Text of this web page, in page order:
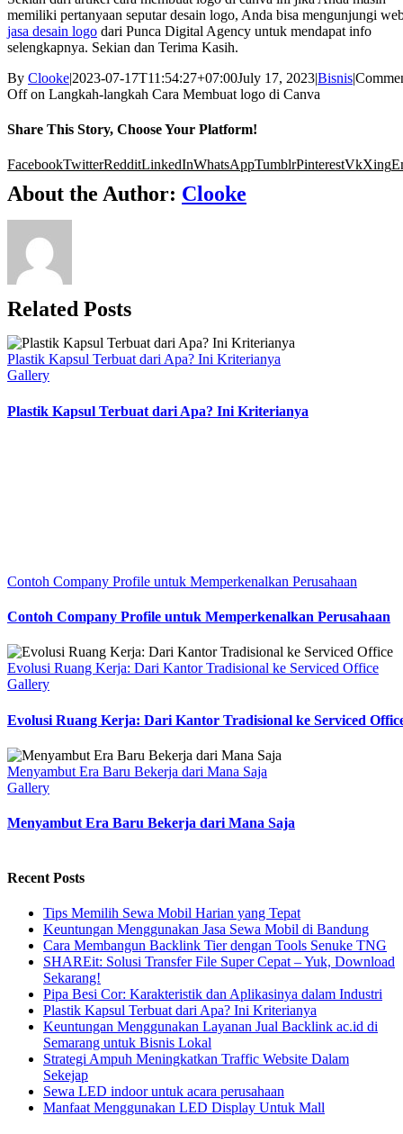
memiliki pertanyaan seputar desain logo, Anda bisa mengunjungi
jasa desain logo dari Punca Digital Agency untuk mendapat info
selengkapnya. Sekian dan Terima Kasih.
By Clooke|2023-07-17T11:54:27+07:00July 17, 2023|Bisnis|
Offon Langkah-langkah Cara Membuat logo di Canva
Share This Story, Choose Your Platform!
FacebookTwitterRedditLinkedInWhatsAppTumblrPinterestVkXing
About the Author: Clooke
Related Posts
Plastik Kapsul Terbuat dari Apa? Ini Kriterianya
Gallery
Plastik Kapsul Terbuat dari Apa? Ini Kriterianya
Contoh Company Profile untuk Memperkenalkan Perusahaan
Contoh Company Profile untuk Memperkenalkan Perusahaan
Evolusi Ruang Kerja: Dari Kantor Tradisional ke Serviced Office
Gallery
Evolusi Ruang Kerja: Dari Kantor Tradisional ke Serviced
Menyambut Era Baru Bekerja dari Mana Saja
Gallery
Menyambut Era Baru Bekerja dari Mana Saja
Recent Posts
Tips Memilih Sewa Mobil Harian yang Tepat
Keuntungan Menggunakan Jasa Sewa Mobil di Bandung
Cara Membangun Backlink Tier dengan Tools Senuke TNG
SHAREit: Solusi Transfer File Super Cepat – Yuk, Download
Sekarang!
Pipa Besi Cor: Karakteristik dan Aplikasinya dalam Industri
Plastik Kapsul Terbuat dari Apa? Ini Kriterianya
Keuntungan Menggunakan Layanan Jual Backlink ac.id di
Semarang untuk Bisnis Lokal
Strategi Ampuh Meningkatkan Traffic Website Dalam
Sekejap
Sewa LED indoor untuk acara perusahaan
Manfaat Menggunakan LED Display Untuk Mall